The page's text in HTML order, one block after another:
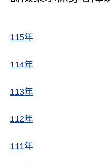
115年
114年
113年
112年
111年